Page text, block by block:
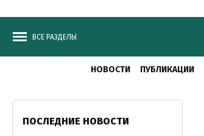
ВСЕ РАЗДЕЛЫ
НОВОСТИ ПУБЛИКАЦИИ
ПОСЛЕДНИЕ НОВОСТИ